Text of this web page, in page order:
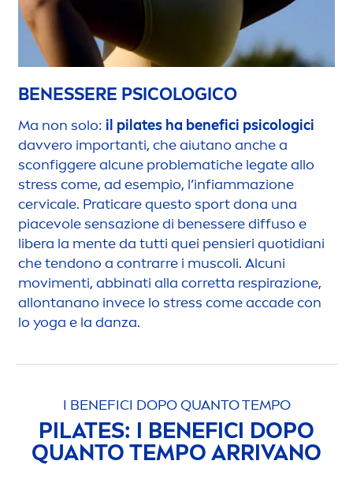
BENESSERE PSICOLOGICO
Ma non solo: il pilates ha benefici psicologici
davvero importanti, che aiutano anche a
sconfiggere alcune problematiche legate allo
stress come, ad esempio, l’infiammazione
cervicale. Praticarequesto sport dona una
piacevole sensazione di benessere diffuso e
libera la mente da tutti quei pensieri quotidiani
che tendono a contrarre i muscoli. Alcuni
movimenti, abbinati alla corretta respirazione,
allontanano invece lo stress come accade con
lo yoga e la danza.
I BENEFICI DOPO QUANTO TEMPO
PILATES: I BENEFICI DOPO
QUANTO TEMPO ARRIVANO